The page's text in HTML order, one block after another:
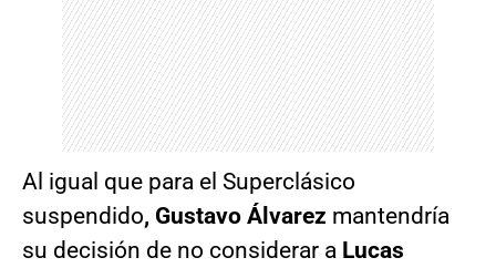
Al igual que para el Superclásico
suspendido, Gustavo Álvarez mantendría
su decisión de no considerar a Lucas